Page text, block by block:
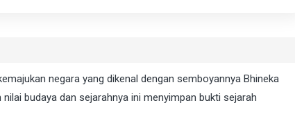
negara yang dikenal dengan semboyannya Bhineka
budaya dan sejarahnya ini menyimpan bukti sejarah